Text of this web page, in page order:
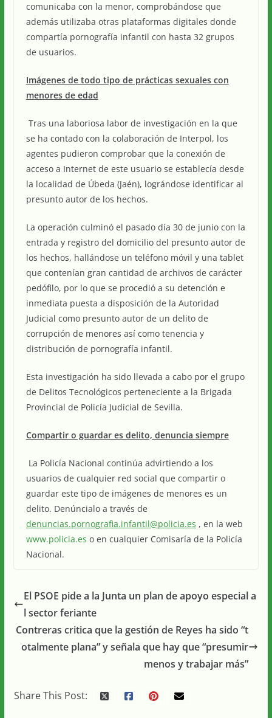
comunicaba con la menor, comprobándose que
además utilizaba otras plataformas digitales donde
compartía pornografía infantil con hasta 32 grupos
de usuarios.
Imágenes de todo tipo de prácticas sexuales con
menores de edad
Tras una laboriosa labor de investigación en la que
se ha contado con la colaboración de Interpol, los
agentes pudieron comprobar que la conexión de
acceso a Internet de este usuario se establecía desde
la localidad de Úbeda (Jaén), lográndose identificar al
presunto autor de los hechos.
La operación culminó el pasado día 30 de junio con la
entrada y registro del domicilio del presunto autor de
los hechos, hallándose un teléfono móvil y una tablet
que contenían gran cantidad de archivos de carácter
pedófilo, por lo que se procedió a su detención e
inmediata puesta a disposición de la Autoridad
Judicial como presunto autor de un delito de
corrupción de menores así como tenencia y
distribución de pornografía infantil.
Esta investigación ha sido llevada a cabo por el grupo
de Delitos Tecnológicos perteneciente a la Brigada
Provincial de Policía Judicial de Sevilla.
Compartir o guardar es delito, denuncia siempre
La Policía Nacional continúa advirtiendo a los
usuarios de cualquier red social que compartir o
guardar este tipo de imágenes de menores es un
delito. Denúncialo a través de
denuncias.pornografia.infantil@policia.es , en la web
www.policia.es o en cualquier Comisaría de la Policía
Nacional.
El PSOE pide a la Junta un plan de apoyo especial a
l sector feriante
Contreras critica que la gestión de Reyes ha sido “t
otalmente plana” y señala que hay que “presumir
menos y trabajar más”
Share This Post: